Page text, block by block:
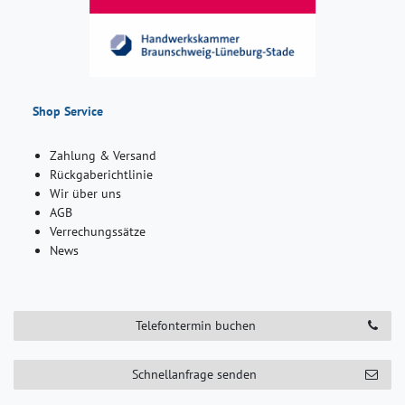
Shop Service
Zahlung & Versand
Rückgaberichtlinie
Wir über uns
AGB
Verrechungssätze
News
Telefontermin buchen
Schnellanfrage senden